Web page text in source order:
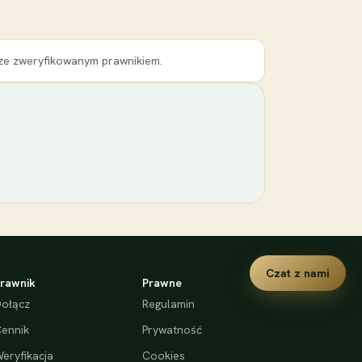
zweryfikowanym prawnikiem.
Prawne
Regulamin
Prywatność
Cookies
Czat z nami